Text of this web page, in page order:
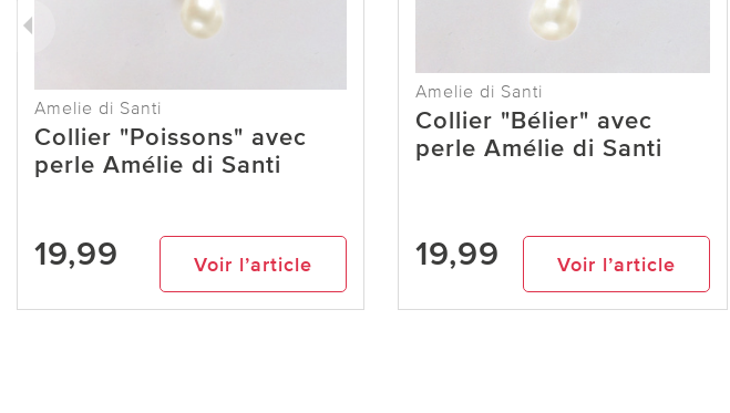
Amelie di Santi
Collier "Poissons" avec
perle Amélie di Santi
19,99 Voir l’article
Amelie di Santi
Collier "Bélier" avec
perle Amélie di Santi
19,99 Voir l’article